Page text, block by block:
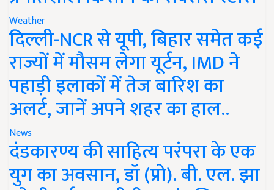
Weather
दिल्ली-NCR से यूपी, बिहार समेत कई
राज्यों में मौसम लेगा यूर्टन, IMD ने
पहाड़ी इलाकों में तेज बारिश का
अलर्ट, जानें अपने शहर का हाल..
News
दंडकारण्य की साहित्य परंपरा के एक
युग का अवसान, डॉ (प्रो). बी. एल. झा